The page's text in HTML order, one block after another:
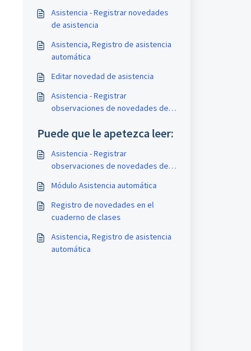
Asistencia - Registrar novedades
de asistencia
Asistencia, Registro de asistencia
automática
Editar novedad de asistencia
Asistencia - Registrar
observaciones de novedades de
Puede que le apetezca leer:
Asistencia - Registrar
observaciones de novedades de
Módulo Asistencia automática
Registro de novedades en el
cuaderno de clases
Asistencia, Registro de asistencia
automática